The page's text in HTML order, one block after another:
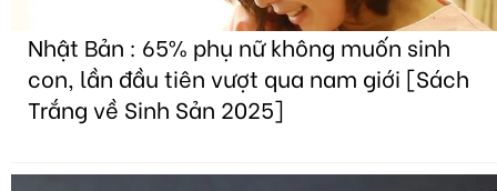
Nhật Bản : 65% phụ nữ không muốn sinh
con, lần đầu tiên vượt qua nam giới [Sách
Trắng về Sinh Sản 2025]